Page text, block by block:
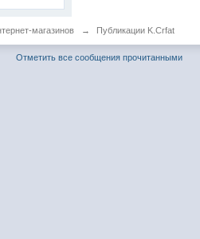
магазинов → Публикации K.Crfat
Отметить все сообщения прочитанными